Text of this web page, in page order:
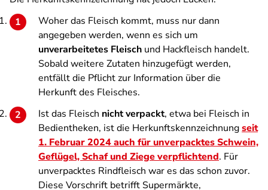
Woher das Fleisch kommt, muss nur dann
angegeben werden, wenn es sich um
unverarbeitetes Fleisch und Hackfleisch handelt.
Sobald weitere Zutaten hinzugefügt werden,
entfällt die Pflicht zur Information über die
Herkunft des Fleisches.
Ist das Fleisch nicht verpackt, etwa bei Fleisch in
Bedientheken, ist die Herkunftskennzeichnungseit
1. Februar 2024 auch für unverpacktes Schwein,
Geflügel, Schaf und Ziege verpflichtend. Für
unverpacktes Rindfleisch war es das schon zuvor.
Diese Vorschrift betrifft Supermärkte,